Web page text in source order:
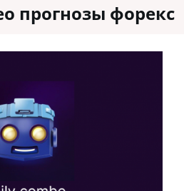
прогнозы форекс